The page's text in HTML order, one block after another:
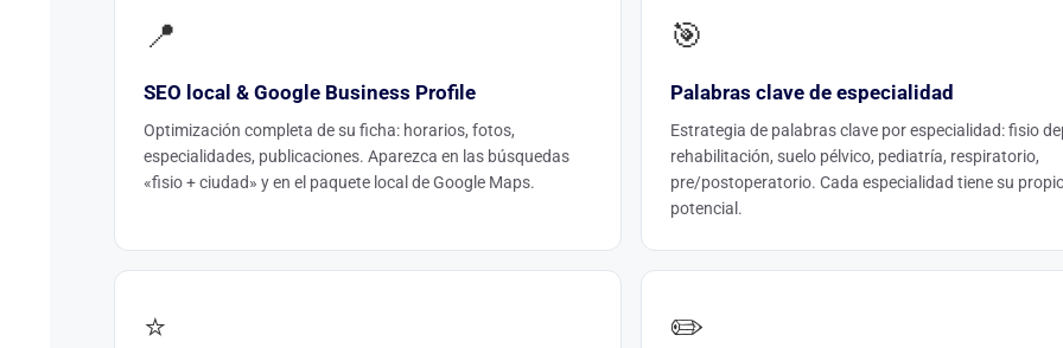
📍
SEO local & Google Business Profile
Optimización completa de su ficha: horarios, fotos,
especialidades, publicaciones. Aparezca en las búsquedas
«fisio + ciudad» y en el paquete local de Google Maps.
🎯
Palabras clave de especialidad
Estrategia de palabras clave por especialidad: fisio
rehabilitación, suelo pélvico, pediatría, respiratorio,
pre/postoperatorio. Cada especialidad tiene su
potencial.
⭐ ✏️